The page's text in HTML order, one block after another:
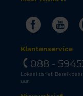
Klantenservice
088 -
Lokaal tarief.
uur.